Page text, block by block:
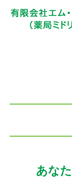
あな